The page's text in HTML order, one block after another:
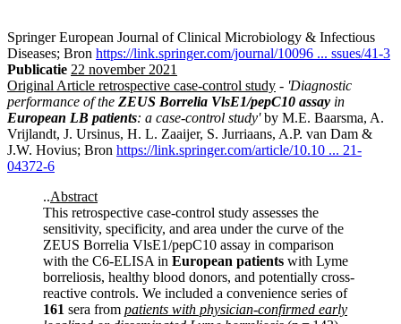
Springer European Journal of Clinical Microbiology & Infectious
Diseases; Bron https://link.springer.com/journal/10096 ... ssues/41-3
Publicatie 22 november 2021
Original Article retrospective case-control study - 'Diagnostic
performance of the ZEUS Borrelia VlsE1/pepC10 assay in
European LB patients: a case-control study'by M.E. Baarsma, A.
Vrijlandt, J. Ursinus, H. L. Zaaijer, S. Jurriaans, A.P. van Dam &
J.W. Hovius; Bron https://link.springer.com/article/10.10 ... 21-
04372-6
..Abstract
This retrospective case-control study assesses the
sensitivity, specificity, and area under the curve of the
ZEUS Borrelia VlsE1/pepC10 assay in comparison
with the C6-ELISA in European patients with Lyme
borreliosis, healthy blood donors, and potentially cross-
reactive controls. We included a convenience series of
161 sera from patients with physician-confirmed early